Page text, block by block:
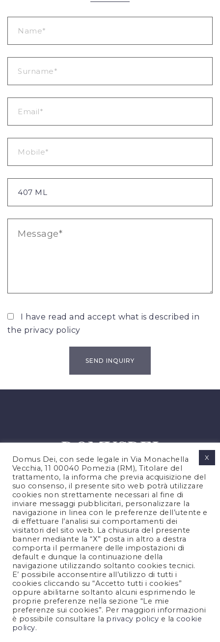
I have read and accept what is described in
the privacy policy
PRIVACY POLICY
COOKIES POLICY
LEGAL NOTES
CONTACTS
FOLLOW US
Domus Dei, con sede legale in Via Monachella
Vecchia, 11 00040 Pomezia (RM), Titolare del
trattamento, la informa che previa acquisizione del
suo consenso, il presente sito web potrà utilizzare
cookies non strettamente necessari al fine di
inviare messaggi pubblicitari, personalizzare la
navigazione in linea con le preferenze dell’utente e
di effettuare l’analisi sui comportamenti dei
visitatori del sito web. La chiusura del presente
banner mediante la “X” posta in altro a destra
comporta il permanere delle impostazioni di
default e dunque la continuazione della
navigazione utilizzando soltanto cookies tecnici.
E’ possibile acconsentire all’utilizzo di tutti i
cookies cliccando su “Accetto tutti i cookies”
oppure abilitarne soltanto alcuni esprimendo le
proprie preferenze nella sezione “Le mie
preferenze sui cookies”. Per maggiori informazioni
è possibile consultare la privacy policy e la cookie
policy.
X